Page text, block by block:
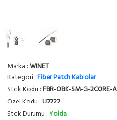
Marka :WINET
Kategori :Fiber Patch Kablolar
Stok Kodu :FBR-OBK-SM-G-2CORE-A
Özel Kodu :U2222
Stok Durumu :Yolda